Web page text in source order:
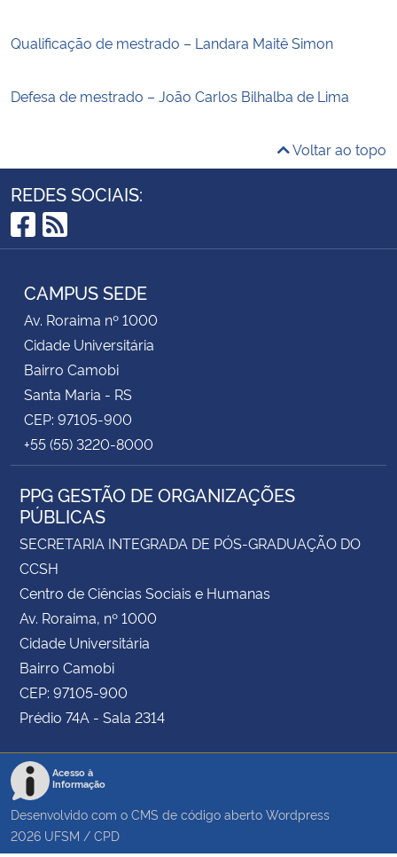
Qualificação de mestrado – Landara Maitê Simon
Defesa de mestrado – João Carlos Bilhalba de Lima
Voltar ao topo
REDES SOCIAIS:
Facebook
RSS
CAMPUS SEDE
Av. Roraima nº 1000
Cidade Universitária
Bairro Camobi
Santa Maria - RS
CEP: 97105-900
+55 (55) 3220-8000
PPG GESTÃO DE ORGANIZAÇÕES
PÚBLICAS
SECRETARIA INTEGRADA DE PÓS-GRADUAÇÃO DO
CCSH
Centro de Ciências Sociais e Humanas
Av. Roraima, nº 1000
Cidade Universitária
Bairro Camobi
CEP: 97105-900
Prédio 74A - Sala 2314
Acesso à
Informação
Desenvolvido com o CMS de código aberto Wordpress
2026 UFSM / CPD